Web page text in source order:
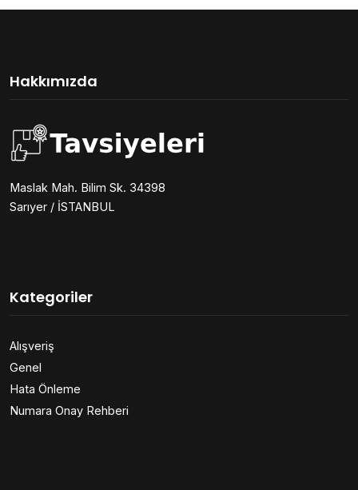
Hakkımızda
Maslak Mah. Bilim Sk. 34398
Sarıyer / İSTANBUL
Kategoriler
Alışveriş
Genel
Hata Önleme
Numara Onay Rehberi